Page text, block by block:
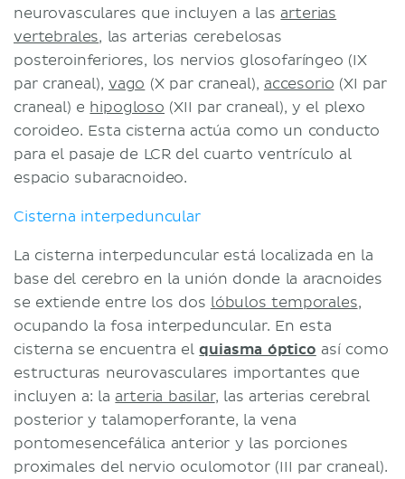
neurovasculares que incluyen a las arterias
vertebrales, las arterias cerebelosas
posteroinferiores, los nervios glosofaríngeo (IX
par craneal), vago (X par craneal), accesorio (XI par
craneal) e hipogloso (XII par craneal), y el plexo
coroideo. Esta cisterna actúa como un conducto
para el pasaje de LCR del cuarto ventrículo al
espacio subaracnoideo.
Cisterna interpeduncular
La cisterna interpeduncular está localizada en la
base del cerebro en la unión donde la aracnoides
se extiende entre los dos lóbulos temporales,
ocupando la fosa interpeduncular. En esta
cisterna se encuentra elquiasma óptico así como
estructuras neurovasculares importantes que
incluyen a: la arteria basilar, las arterias cerebral
posterior y talamoperforante, la vena
pontomesencefálica anterior y las porciones
proximales del nervio oculomotor (III par craneal).